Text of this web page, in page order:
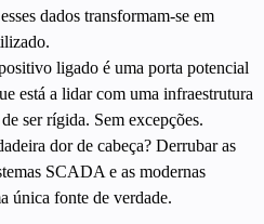
dados transformam-se em
ligado é uma porta potencial
está a lidar com uma infraestrutura
ser rígida. Sem excepções.
dor de cabeça? Derrubar as
SCADA e as modernas
única fonte de verdade.